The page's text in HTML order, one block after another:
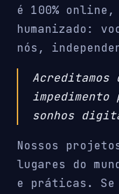
é 100%
humanizado:
nós,
sonhos
Nossos
lugares do
e práticas. Se